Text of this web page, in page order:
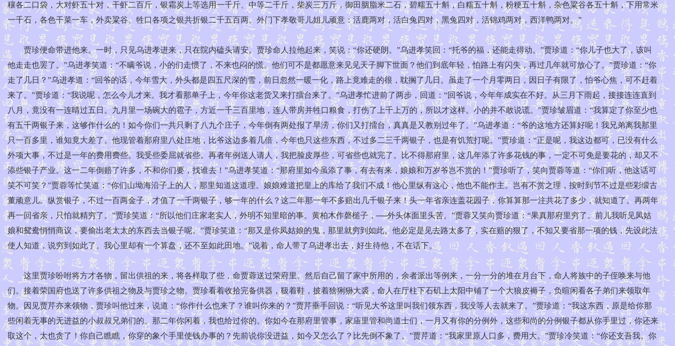
穰各二口袋，大对虾五十对，干虾二百斤，银霜炭上等选用一千斤、中等二千斤，柴炭三万斤，御田胭脂米二石，碧糯五十斛，白糯五十斛，粉粳五十斛，杂色粱谷各五十斛，下用常米
一千石，各色干菜一车，外卖粱谷、牲口各项之银共折银二千五百两。外门下孝敬哥儿姐儿顽意：活鹿两对，活白兔四对，黑兔四对，活锦鸡两对，西洋鸭两对。”
贾珍便命带进他来。一时，只见乌进孝进来，只在院内磕头请安。贾珍命人拉他起来，笑说：“你还硬朗。”乌进孝笑回：“托爷的福，还能走得动。”贾珍道：“你儿子也大了，该叫
他走走也罢了。”乌进孝笑道：“不瞒爷说，小的们走惯了，不来也闷的慌。他们可不是都愿意来见见天子脚下世面？他们到底年轻，怕路上有闪失，再过几年就可放心了。”贾珍道：“你
走了几日？”乌进孝道：“回爷的话，今年雪大，外头都是四五尺深的雪，前日忽然一暖一化，路上竟难走的很，耽搁了几日。虽走了一个月零两日，因日子有限了，怕爷心焦，可不赶着
来了。”贾珍道：“我说呢，怎么今儿才来。我才看那单子上，今年你这老货又来打擂台来了。”乌进孝忙进前了两步，回道：“回爷说，今年年成实在不好。从三月下雨起，接接连连直到
八月，竟没有一连晴过五日。九月里一场碗大的雹子，方近一千三百里地，连人带房并牲口粮食，打伤了上千上万的，所以才这样。小的并不敢说谎。”贾珍皱眉道：“我算定了你至少也
有五千两银子来，这够作什么的！如今你们一共只剩了八九个庄子，今年倒有两处报了旱涝，你们又打擂台，真真是又教别过年了。”乌进孝道：“爷的这地方还算好呢！我兄弟离我那里
只一百多里，谁知竟大差了。他现管着那府里八处庄地，比爷这边多着几倍，今年也只这些东西，不过多二三千两银子，也是有饥荒打呢。”贾珍道：“正是呢，我这边都可，已没有什么
外项大事，不过是一年的费用费些。我受些委屈就省些。再者年例送人请人，我把脸皮厚些，可省些也就完了。比不得那府里，这几年添了许多花钱的事，一定不可免是要花的，却又不
添些银子产业。这一二年倒赔了许多，不和你们要，找谁去！”乌进孝笑道：“那府里如今虽添了事，有去有来，娘娘和万岁爷岂不赏的！”贾珍听了，笑向贾蓉等道：“你们听，他这话可
笑不可笑？”贾蓉等忙笑道：“你们山坳海沿子上的人，那里知道这道理。娘娘难道把皇上的库给了我们不成！他心里纵有这心，他也不能作主。岂有不赏之理，按时到节不过是些彩缎古
董顽意儿。纵赏银子，不过一百两金子，才值了一千两银子，够一年的什么？这二年那一年不多赔出几千银子来！头一年省亲连盖花园子，你算算那一注共花了多少，就知道了。再两年
再一回省亲，只怕就精穷了。”贾珍笑道：“所以他们庄家老实人，外明不知里暗的事。黄柏木作磬槌子，──外头体面里头苦。”贾蓉又笑向贾珍道：“果真那府里穷了。前儿我听见凤姑
娘和鸳鸯悄悄商议，要偷出老太太的东西去当银子呢。”贾珍笑道：“那又是你凤姑娘的鬼，那里就穷到如此。他必定是见去路太多了，实在赔的狠了，不知又要省那一项的钱，先设此法
使人知道，说穷到如此了。我心里却有一个算盘，还不至如此田地。”说着，命人带了乌进孝出去，好生待他，不在话下。
这里贾珍吩咐将方才各物，留出供祖的来，将各样取了些，命贾蓉送过荣府里。然后自己留了家中所用的，余者派出等例来，一分一分的堆在月台下，命人将族中的子侄唤来与他
们。接着荣国府也送了许多供祖之物及与贾珍之物。贾珍看着收拾完备供器，靸着鞋，披着猞猁狲大裘，命人在厅柱下石矶上太阳中铺了一个大狼皮褥子，负暄闲看各子弟们来领取年
物。因见贾芹亦来领物，贾珍叫他过来，说道：“你作什么也来了？谁叫你来的？”贾芹垂手回说：“听见大爷这里叫我们领东西，我没等人去就来了。”贾珍道：“我这东西，原是给你那
些闲着无事的无进益的小叔叔兄弟们的。那二年你闲着，我也给过你的。你如今在那府里管事，家庙里管和尚道士们，一月又有你的分例外，这些和尚的分例银子都从你手里过，你还来
取这个，太也贪了！你自己瞧瞧，你穿的象个手里使钱办事的？先前说你没进益，如今又怎么了？比先倒不象了。”贾芹道：“我家里原人口多，费用大。”贾珍冷笑道：“你还支吾我。你